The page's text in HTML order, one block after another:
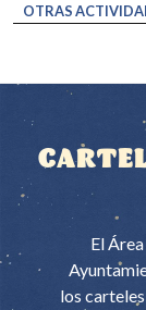
OTRAS
El
los